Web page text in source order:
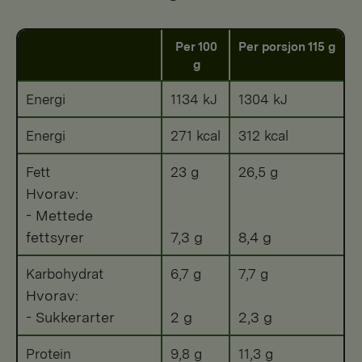
Per 100
g
Per porsjon 115 g
Energi 1134 kJ 1304 kJ
Energi 271 kcal 312 kcal
Fett
Hvorav:
- Mettede
fettsyrer
23 g
7,3 g
26,5 g
8,4 g
Karbohydrat
Hvorav:
- Sukkerarter
6,7 g
2 g
7,7 g
2,3 g
Protein 9,8 g 11,3 g